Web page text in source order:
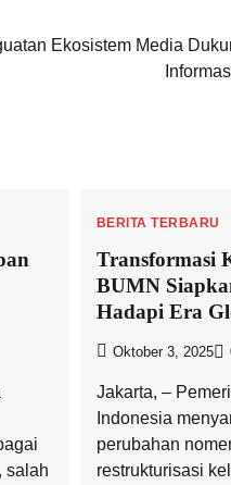
Ekosistem Media
salah
BERITA TERBARU
Transformasi
BUMN
Hadapi Era
Oktober 3, 2025
Jakarta, –
Indonesia
perubahan
restrukturisasi